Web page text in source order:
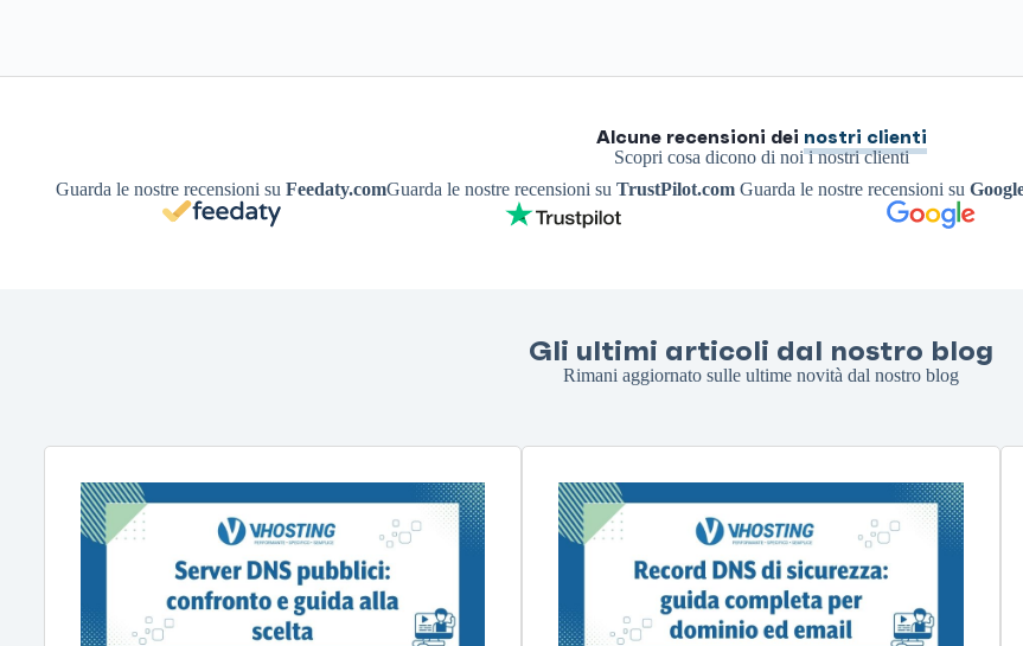
Alcune recensioni dei nostri clienti
Scopri cosa dicono di noi i nostri clienti
Guarda le nostre recensioni suFeedaty.comGuarda le nostre recensioni suTrustPilot.com Guarda le nostre recensioni su
Gli ultimi articoli dal nostro blog
Rimani aggiornato sulle ultime novità dal nostro blog